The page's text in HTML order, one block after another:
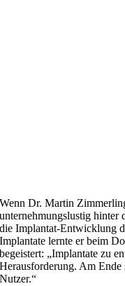
Wenn Dr. Martin
unternehmungslustig hinter
die Implantat-Entwicklung
Implantate lernte er beim
begeistert: „Implantate zu
Herausforderung. Am
Nutzer.“